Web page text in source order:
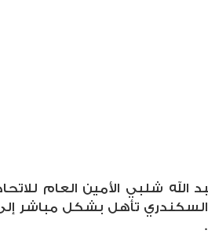
الله شلبي الأمين العام
السكندري تأهل بشكل مباشر